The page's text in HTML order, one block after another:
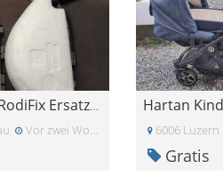
Maxi-Cosi RodiFix Ersatzbezug + Schutzpolster schw
Vor zwei Wochen 6006 Luzern
Gratis